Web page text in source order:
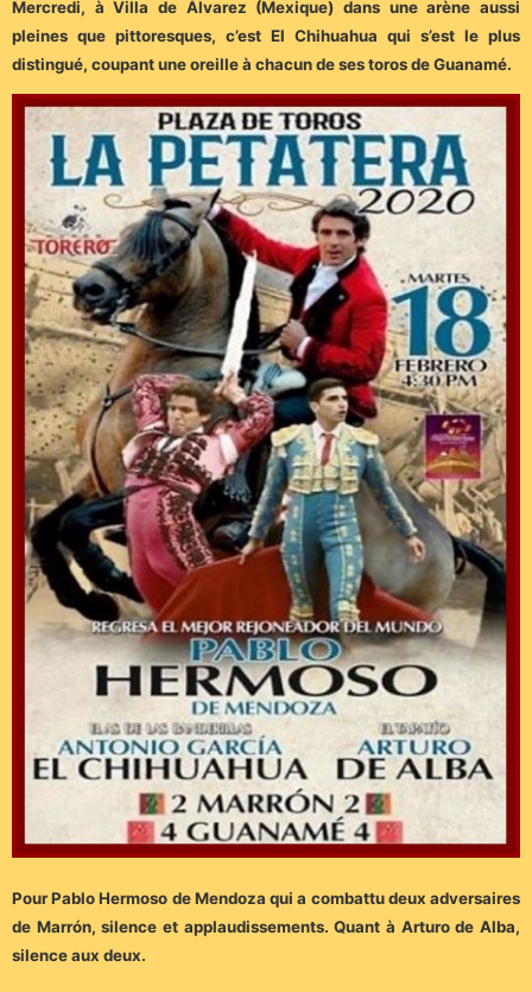
Mercredi, à Villa de Álvarez (Mexique) dans une arène aussi
pleines que pittoresques, c’est El Chihuahua qui s’est le plus
distingué, coupant une oreille à chacun de ses toros de Guanamé.
Pour Pablo Hermoso de Mendoza qui a combattu deux adversaires
de Marrón, silence et applaudissements. Quant à Arturo de Alba,
silence aux deux.